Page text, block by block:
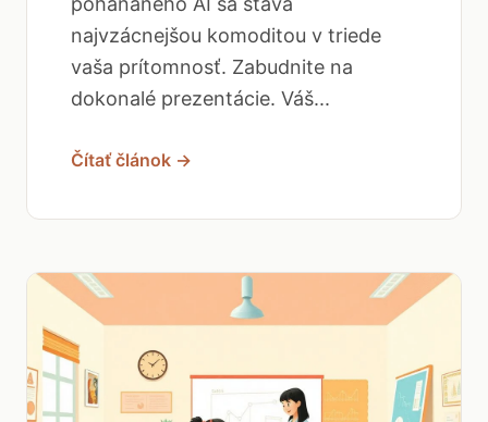
najvzácnejšou komoditou v triede
vaša prítomnosť. Zabudnite na
dokonalé prezentácie. Váš...
Čítať článok →